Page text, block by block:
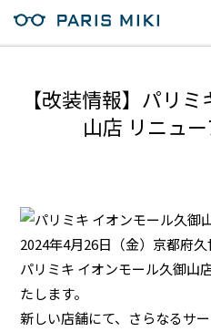
【改装情報】パリ
山店 リニュ
2024年4月26日（金）京都府久
パリミキ イオンモール久御山
たします。
新しい店舗にて、さらなるサ